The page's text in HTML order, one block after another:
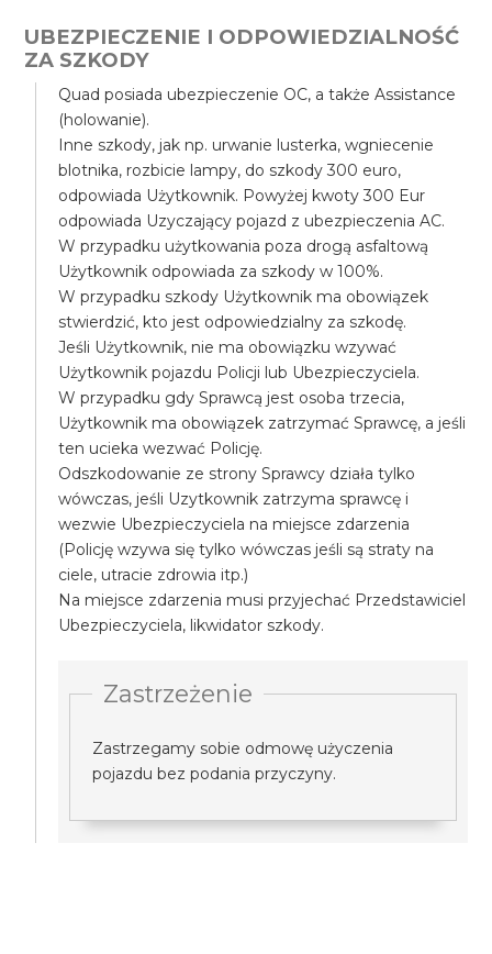
UBEZPIECZENIE I ODPOWIEDZIALNOŚĆ
ZA SZKODY
Quad posiada ubezpieczenie OC, a także Assistance
(holowanie).
Inne szkody, jak np. urwanie lusterka, wgniecenie
blotnika, rozbicie lampy, do szkody 300 euro,
odpowiada Użytkownik. Powyżej kwoty 300 Eur
odpowiada Uzyczający pojazd z ubezpieczenia AC.
W przypadku użytkowania poza drogą asfaltową
Użytkownik odpowiada za szkody w 100%.
W przypadku szkody Użytkownik ma obowiązek
stwierdzić, kto jest odpowiedzialny za szkodę.
Jeśli Użytkownik, nie ma obowiązku wzywać
Użytkownik pojazdu Policji lub Ubezpieczyciela.
W przypadku gdy Sprawcą jest osoba trzecia,
Użytkownik ma obowiązek zatrzymać Sprawcę, a jeśli
ten ucieka wezwać Policję.
Odszkodowanie ze strony Sprawcy działa tylko
wówczas, jeśli Uzytkownik zatrzyma sprawcę i
wezwie Ubezpieczyciela na miejsce zdarzenia
(Policję wzywa się tylko wówczas jeśli są straty na
ciele, utracie zdrowia itp.)
Na miejsce zdarzenia musi przyjechać Przedstawiciel
Ubezpieczyciela, likwidator szkody.
Zastrzeżenie
Zastrzegamy sobie odmowę użyczenia
pojazdu bez podania przyczyny.